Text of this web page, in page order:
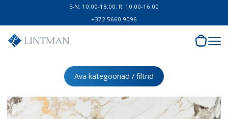
E-N: 10:00-18:00; R: 10:00-16:00
+372 5660 9096
Ava kategooriad / filtrid